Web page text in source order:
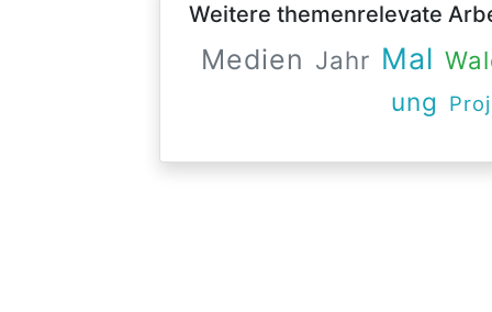
Weitere themenrelevate
Medien Jahr Mal
ung